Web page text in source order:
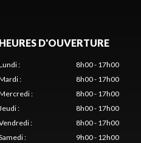
HEURES D'OUVERTURE
:
8h00 - 17h00
:
8h00 - 17h00
:
8h00 - 17h00
:
8h00 - 17h00
:
8h00 - 17h00
:
9h00 - 12h00